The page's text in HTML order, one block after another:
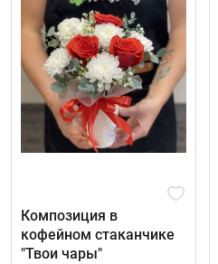
Композиция в
кофейном стаканчике
"Твои чары"